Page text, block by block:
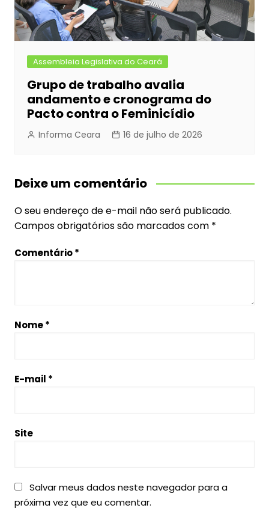
Assembleia Legislativa do Ceará
Grupo de trabalho avalia
andamento e cronograma do
Pacto contra o Feminicídio
Informa Ceara 16 de julho de 2026
Deixe um comentário
O seu endereço de e-mail não será publicado.
Campos obrigatórios são marcados com *
Comentário*
Nome*
E-mail *
Site
Salvar meus dados neste navegador para a
próxima vez que eu comentar.